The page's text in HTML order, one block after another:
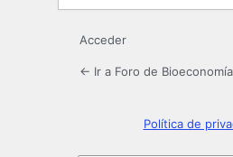
Acceder
← Ir a Foro de Bioeconomía
Política de